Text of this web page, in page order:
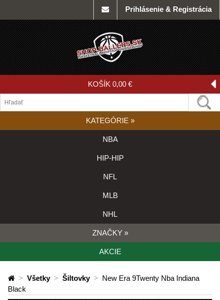
Prihlásenie & Registrácia
KOŠÍK 0,00 €
KATEGÓRIE »
NBA
HIP-HIP
NFL
MLB
NHL
ZNAČKY »
AKCIE
> Všetky > Šiltovky > New Era 9Twenty Nba Indiana
Black